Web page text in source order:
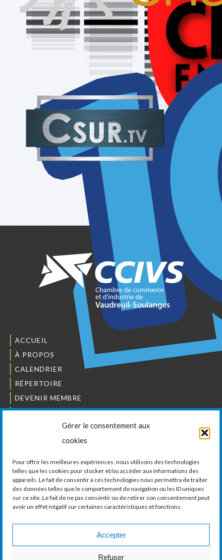
Gérer le consentement aux
cookies
Pour offrir les meilleures expériences, nous utilisons des technologies
telles que les cookies pour stocker et/ou accéder aux informations des
appareils. Le fait de consentir à ces technologies nous permettra de traiter
des données telles que le comportement de navigation ou les ID uniques
sur ce site. Le fait de ne pas consentir ou de retirer son consentement peut
avoir un effet négatif sur certaines caractéristiques et fonctions.
Accepter
Refuser
ACCUEIL
À PROPOS
CALENDRIER
RÉPERTOIRE
DEVENIR MEMBRE
NOUS JOINDRE
L’ORDRE DES BÂTISSEURS
LA CHAMBRE DE COMMERCE ET D’INDUSTRIE
DE VAUDREUIL-SOULANGES
11, boul. de la Cité-des-Jeunes, Suite 201